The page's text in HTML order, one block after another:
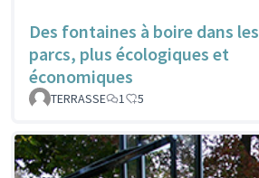
Des fontaines à boire dans les
parcs, plus écologiques et
économiques
TERRASSE 1 5